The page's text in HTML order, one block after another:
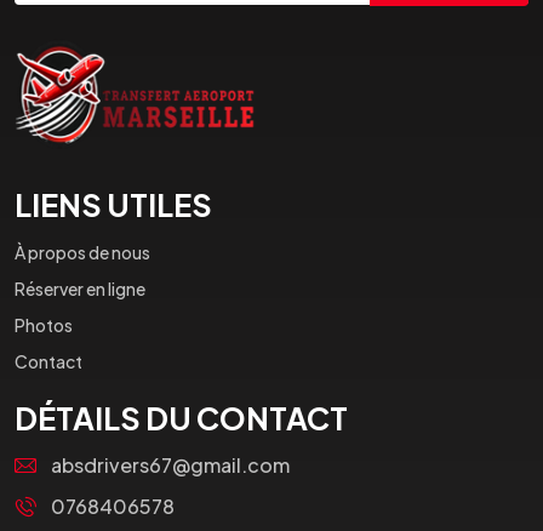
LIENS UTILES
À propos de nous
Réserver en ligne
Photos
Contact
DÉTAILS DU CONTACT
absdrivers67@gmail.com
0768406578